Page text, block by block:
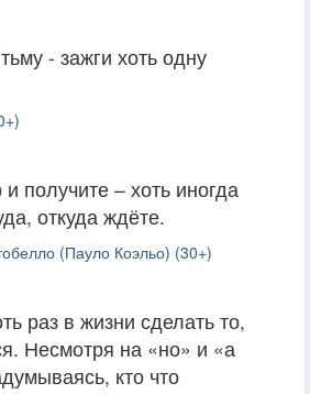
- зажги хоть одну
получите – хоть иногда
откуда ждёте.
(Пауло Коэльо) (30+)
раз в жизни сделать то,
Несмотря на «но» и «а
кто что